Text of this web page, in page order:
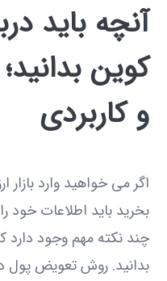
آنچه باید
کوین
و کاربردی
اگر می خواهید وارد
بخرید باید اطلاعات خود
چند نکته مهم وجود دارد
بدانید. روش تعویض پول